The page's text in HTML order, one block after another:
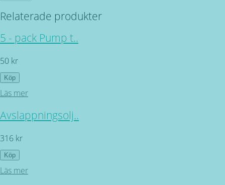
Relaterade produkter
5 - pack Pump t..
50 kr
Köp
Läs mer
Avslappningsolj..
316 kr
Köp
Läs mer